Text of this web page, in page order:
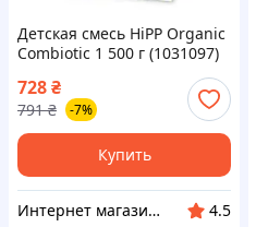
Детская смесь HiPP Organic
Combiotic 1 500 г (1031097)
728₴
791 ₴ -7%
Купить
Интернет магазин "Домовичок"
4.5